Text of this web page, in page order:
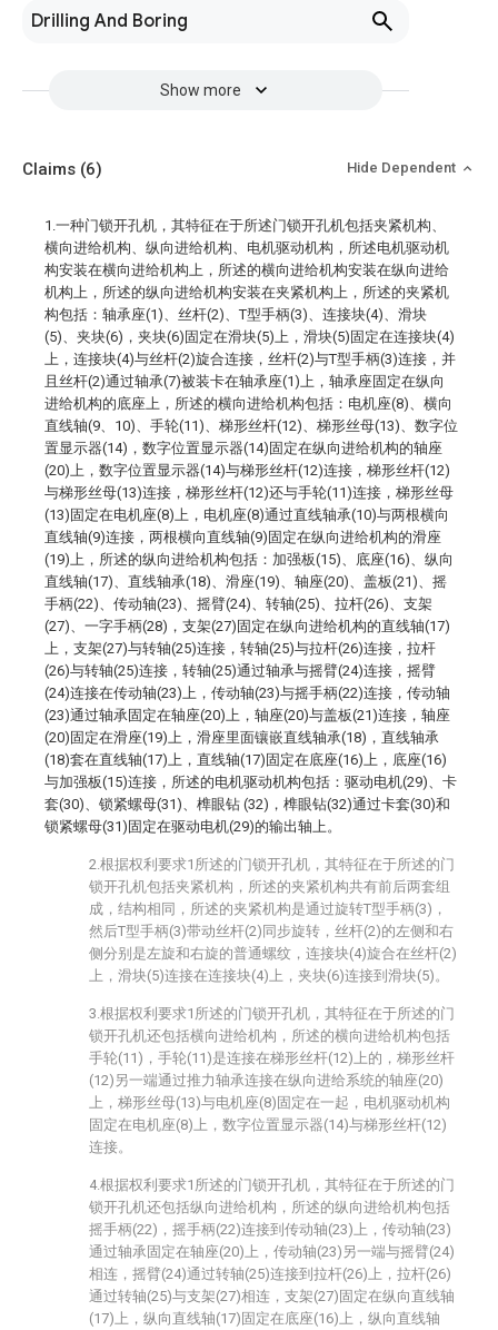
Drilling And Boring
Show more
Claims (6) Hide Dependent
1.一种门锁开孔机，其特征在于所述门锁开孔机包括夹紧机构、
横向进给机构、纵向进给机构、电机驱动机构，所述电机驱动机
构安装在横向进给机构上，所述的横向进给机构安装在纵向进给
机构上，所述的纵向进给机构安装在夹紧机构上，所述的夹紧机
构包括：轴承座(1)、丝杆(2)、T型手柄(3)、连接块(4)、滑块
(5)、夹块(6)，夹块(6)固定在滑块(5)上，滑块(5)固定在连接块(4)
上，连接块(4)与丝杆(2)旋合连接，丝杆(2)与T型手柄(3)连接，并
且丝杆(2)通过轴承(7)被装卡在轴承座(1)上，轴承座固定在纵向
进给机构的底座上，所述的横向进给机构包括：电机座(8)、横向
直线轴(9、10)、手轮(11)、梯形丝杆(12)、梯形丝母(13)、数字位
置显示器(14)，数字位置显示器(14)固定在纵向进给机构的轴座
(20)上，数字位置显示器(14)与梯形丝杆(12)连接，梯形丝杆(12)
与梯形丝母(13)连接，梯形丝杆(12)还与手轮(11)连接，梯形丝母
(13)固定在电机座(8)上，电机座(8)通过直线轴承(10)与两根横向
直线轴(9)连接，两根横向直线轴(9)固定在纵向进给机构的滑座
(19)上，所述的纵向进给机构包括：加强板(15)、底座(16)、纵向
直线轴(17)、直线轴承(18)、滑座(19)、轴座(20)、盖板(21)、摇
手柄(22)、传动轴(23)、摇臂(24)、转轴(25)、拉杆(26)、支架
(27)、一字手柄(28)，支架(27)固定在纵向进给机构的直线轴(17)
上，支架(27)与转轴(25)连接，转轴(25)与拉杆(26)连接，拉杆
(26)与转轴(25)连接，转轴(25)通过轴承与摇臂(24)连接，摇臂
(24)连接在传动轴(23)上，传动轴(23)与摇手柄(22)连接，传动轴
(23)通过轴承固定在轴座(20)上，轴座(20)与盖板(21)连接，轴座
(20)固定在滑座(19)上，滑座里面镶嵌直线轴承(18)，直线轴承
(18)套在直线轴(17)上，直线轴(17)固定在底座(16)上，底座(16)
与加强板(15)连接，所述的电机驱动机构包括：驱动电机(29)、卡
套(30)、锁紧螺母(31)、榫眼钻 (32)，榫眼钻(32)通过卡套(30)和
锁紧螺母(31)固定在驱动电机(29)的输出轴上。
2.根据权利要求1所述的门锁开孔机，其特征在于所述的门
锁开孔机包括夹紧机构，所述的夹紧机构共有前后两套组
成，结构相同，所述的夹紧机构是通过旋转T型手柄(3)，
然后T型手柄(3)带动丝杆(2)同步旋转，丝杆(2)的左侧和右
侧分别是左旋和右旋的普通螺纹，连接块(4)旋合在丝杆(2)
上，滑块(5)连接在连接块(4)上，夹块(6)连接到滑块(5)。
3.根据权利要求1所述的门锁开孔机，其特征在于所述的门
锁开孔机还包括横向进给机构，所述的横向进给机构包括
手轮(11)，手轮(11)是连接在梯形丝杆(12)上的，梯形丝杆
(12)另一端通过推力轴承连接在纵向进给系统的轴座(20)
上，梯形丝母(13)与电机座(8)固定在一起，电机驱动机构
固定在电机座(8)上，数字位置显示器(14)与梯形丝杆(12)
连接。
4.根据权利要求1所述的门锁开孔机，其特征在于所述的门
锁开孔机还包括纵向进给机构，所述的纵向进给机构包括
摇手柄(22)，摇手柄(22)连接到传动轴(23)上，传动轴(23)
通过轴承固定在轴座(20)上，传动轴(23)另一端与摇臂(24)
相连，摇臂(24)通过转轴(25)连接到拉杆(26)上，拉杆(26)
通过转轴(25)与支架(27)相连，支架(27)固定在纵向直线轴
(17)上，纵向直线轴(17)固定在底座(16)上，纵向直线轴